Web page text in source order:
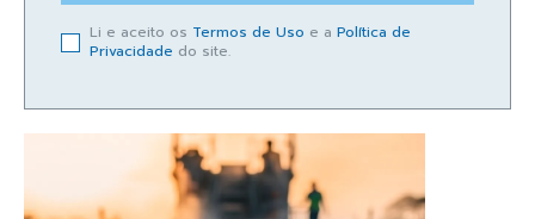
Li e aceito os Termos de Uso e a Política de
Privacidade do site.